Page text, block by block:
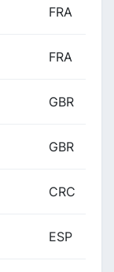
FRA
FRA
GBR
GBR
CRC
ESP